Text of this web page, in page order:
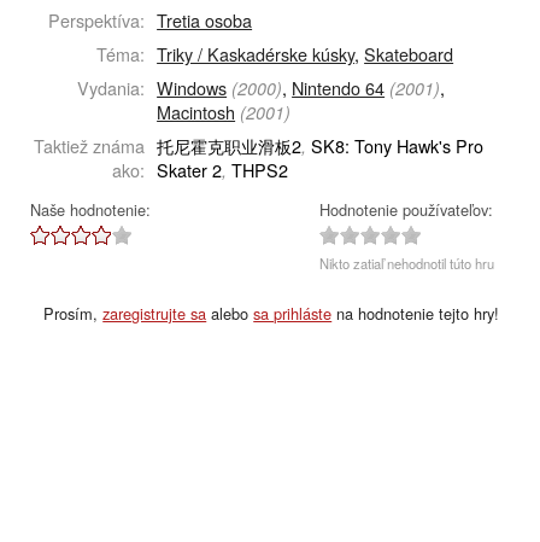
Perspektíva: Tretia osoba
Téma: Triky / Kaskadérske kúsky,Skateboard
Vydania: Windows (2000), Nintendo 64 (2001),
Macintosh (2001)
Taktiež známa
ako:
托尼霍克职业滑板2, SK8: Tony Hawk's Pro
Skater 2, THPS2
Naše hodnotenie: Hodnotenie používateľov:
Nikto zatiaľ nehodnotil túto hru
Prosím,zaregistrujte sa alebosa prihláste na hodnotenie tejto hry!